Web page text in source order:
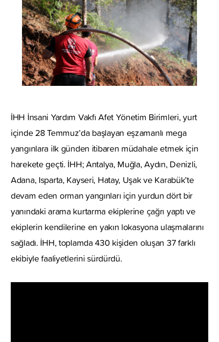
İHH İnsani Yardım Vakfı Afet Yönetim Birimleri, yurt
içinde 28 Temmuz’da başlayan eşzamanlı mega
yangınlara ilk günden itibaren müdahale etmek için
harekete geçti. İHH; Antalya, Muğla, Aydın, Denizli,
Adana, Isparta, Kayseri, Hatay, Uşak ve Karabük’te
devam eden orman yangınları için yurdun dört bir
yanındaki arama kurtarma ekiplerine çağrı yaptı ve
ekiplerin kendilerine en yakın lokasyona ulaşmalarını
sağladı. İHH, toplamda 430 kişiden oluşan 37 farklı
ekibiyle faaliyetlerini sürdürdü.